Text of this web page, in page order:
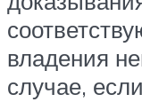
владения
случае,